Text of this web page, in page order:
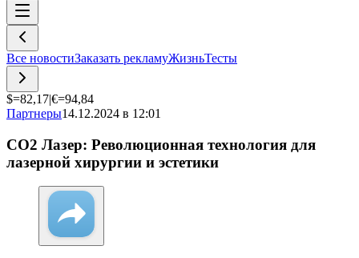
Все новостиЗаказать рекламуЖизньТесты
$=82,17|€=94,84
Партнеры14.12.2024 в 12:01
CO2 Лазер: Революционная технология для
лазерной хирургии и эстетики